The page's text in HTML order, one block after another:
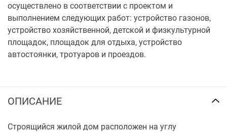
осуществлено в соответствии с проектом и
выполнением следующих работ: устройство газонов,
устройство хозяйственной, детской и физкультурной
площадок, площадок для отдыха, устройство
автостоянки, тротуаров и проездов.
ОПИСАНИЕ
Строящийся жилой дом расположен на углу